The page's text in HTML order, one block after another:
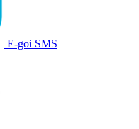
E-goi SMS